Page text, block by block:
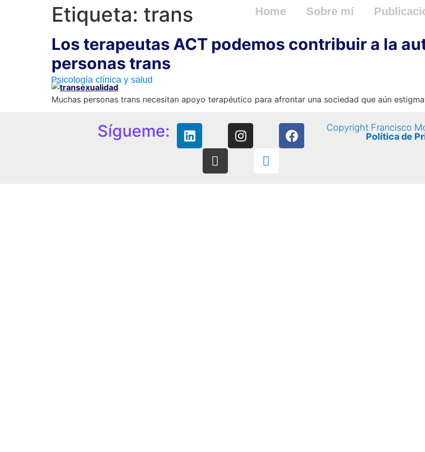
Psicología clínica y salud
Home Sobre mí
Etiqueta: trans
Los terapeutas ACT podemos contribuir a la
personas trans
Muchas personas trans necesitan apoyo terapéutico para afrontar una sociedad que aún
Sígueme: Copyright Francisco
Política de